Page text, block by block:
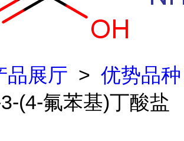
品展厅 > 优势品种
(4-氟苯基)丁酸盐